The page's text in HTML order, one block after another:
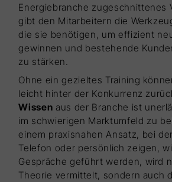
Energiebranche zugeschnittenes
gibt den Mitarbeitern die
die sie benötigen, um effizient
gewinnen und bestehende
zu stärken.
Ohne ein gezieltes Training
leicht hinter der Konkurrenz
Wissen aus der Branche ist
im schwierigen Marktumfeld zu
einem praxisnahen Ansatz, bei
Telefon oder persönlich zeigen,
Gespräche geführt werden, wird
Theorie vermittelt, sondern auch